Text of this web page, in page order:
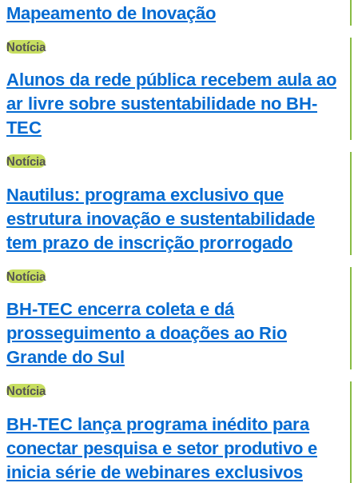
Mapeamento de Inovação
Notícia
Alunos da rede pública recebem aula ao
ar livre sobre sustentabilidade no BH-
TEC
Notícia
Nautilus: programa exclusivo que
estrutura inovação e sustentabilidade
tem prazo de inscrição prorrogado
Notícia
BH-TEC encerra coleta e dá
prosseguimento a doações ao Rio
Grande do Sul
Notícia
BH-TEC lança programa inédito para
conectar pesquisa e setor produtivo e
inicia série de webinares exclusivos